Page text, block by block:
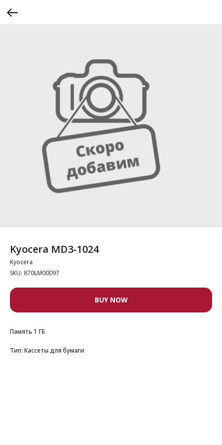
Kyocera MD3-1024
Kyocera
SKU: 870LM00097
BUY NOW
Память 1 ГБ
Тип: Кассеты для бумаги